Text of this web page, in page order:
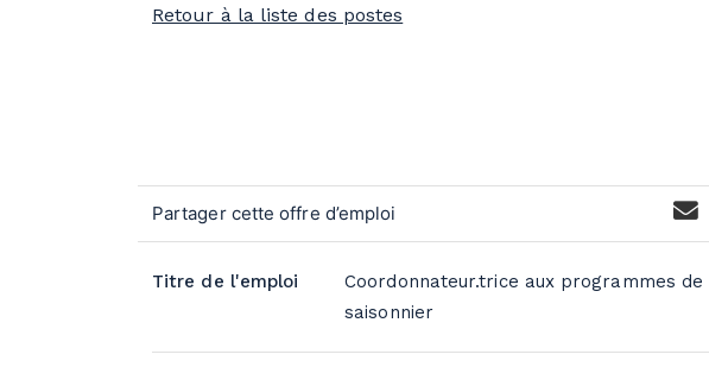
Retour à la liste des postes
Titre de l'emploi
Coordonnateur.trice aux programmes
saisonnier